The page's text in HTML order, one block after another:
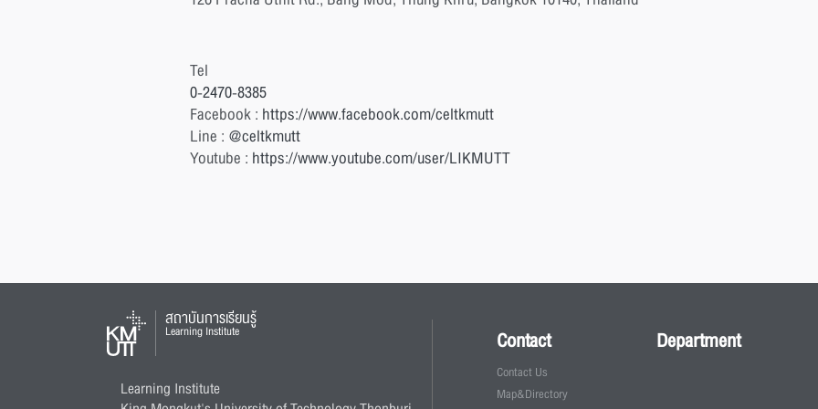
Tel
0-2470-8385
Facebook : https://www.facebook.com/celtkmutt
Line : @celtkmutt
Youtube : https://www.youtube.com/user/LIKMUTT
สถาบันการเรียนรู้
Learning Institute
Learning Institute
Contact
Contact Us
Map&Directory
Department